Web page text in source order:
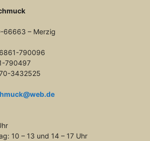
66663 – Merzig
790096
790497
3432525
10 – 13 und 14 – 17 Uhr